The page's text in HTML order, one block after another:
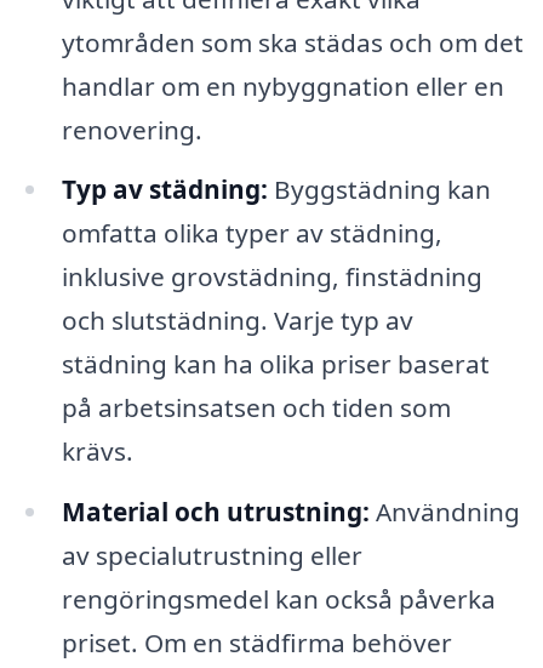
ytområden som ska städas och om det
handlar om en nybyggnation eller en
renovering.
Typ av städning: Byggstädning kan
omfatta olika typer av städning,
inklusive grovstädning, finstädning
och slutstädning. Varje typ av
städning kan ha olika priser baserat
på arbetsinsatsen och tiden som
krävs.
Material och utrustning: Användning
av specialutrustning eller
rengöringsmedel kan också påverka
priset. Om en städfirma behöver